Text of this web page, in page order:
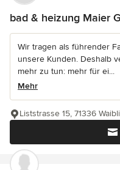
bad & heizung Maier
Wir tragen als führender
unsere Kunden. Deshalb
mehr zu tun: mehr für ei...
Mehr
Liststrasse 15, 71336